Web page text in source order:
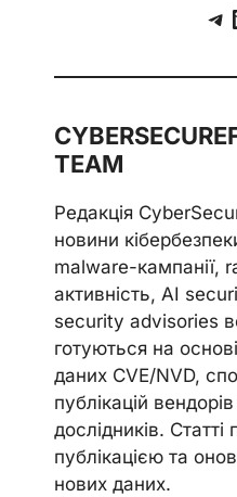
TEAM
Редакція
новини
malware-кампанії,
активність, AI
security advisories
готуються на
даних CVE/NVD,
публікацій вендорів
дослідників.
публікацією та
нових даних.